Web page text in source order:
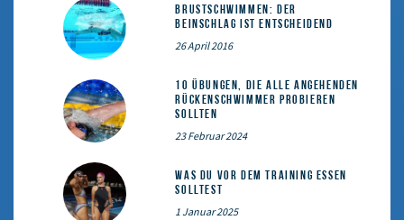
Brustschwimmen: Der
Beinschlag ist entscheidend
26 April 2016
10 Übungen, die alle angehenden
Rückenschwimmer probieren
sollten
23 Februar 2024
Was du vor dem Training essen
solltest
1 Januar 2025